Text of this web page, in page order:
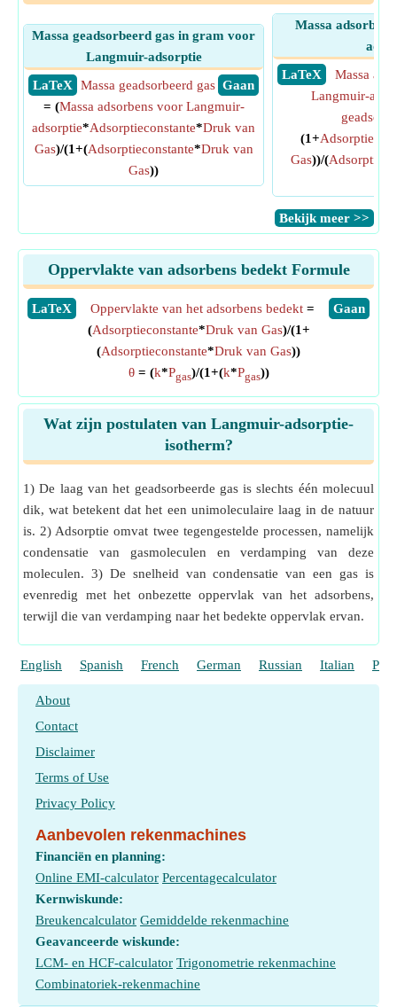
Massa geadsorbeerd gas in gram voor
Langmuir-adsorptie
​ LaTeX
​ Gaan
Massa geadsorbeerd gas
= (Massa adsorbens voor Langmuir-
adsorptie*Adsorptieconstante*Druk van
Gas)/(1+(Adsorptieconstante*Druk van
Gas))
Massa
​ LaTeX
Massa
Langmuir-
(1+
Gas))/(
​Bekijk meer >>
Oppervlakte van adsorbens bedekt Formule
​LaTeX ​Gaan
Oppervlakte van het adsorbens bedekt =
(Adsorptieconstante*Druk van Gas)/(1+
(Adsorptieconstante*Druk van Gas))
θ= (k*Pgas)/(1+(k*Pgas))
Wat zijn postulaten van Langmuir-adsorptie-
isotherm?
1) De laag van het geadsorbeerde gas is slechts één molecuul
dik, wat betekent dat het een unimoleculaire laag in de natuur
is. 2) Adsorptie omvat twee tegengestelde processen, namelijk
condensatie van gasmoleculen en verdamping van deze
moleculen. 3) De snelheid van condensatie van een gas is
evenredig met het onbezette oppervlak van het adsorbens,
terwijl die van verdamping naar het bedekte oppervlak ervan.
English Spanish French German Russian Italian
About
Contact
Disclaimer
Terms of Use
Privacy Policy
Aanbevolen rekenmachines
Financiën en planning:
Online EMI-calculator Percentagecalculator
Kernwiskunde:
Breukencalculator Gemiddelde rekenmachine
Geavanceerde wiskunde:
LCM- en HCF-calculator Trigonometrie rekenmachine
Combinatoriek-rekenmachine